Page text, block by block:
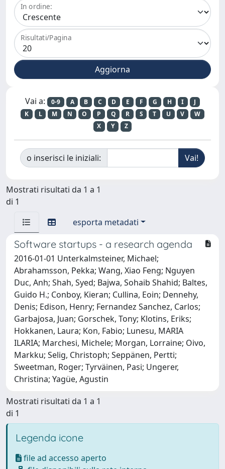
In ordine:
Risultati/Pagina
Vai a: 0-9 A B C D E F G H I
J
K
L M N O P Q R S T U V
W
X
Y Z
o inserisci le iniziali:
Mostrati risultati da 1 a 1
di 1
esporta metadati
Software startups - a research agenda
2016-01-01 Unterkalmsteiner, Michael;
Abrahamsson, Pekka; Wang, Xiao Feng; Nguyen
Duc, Anh; Shah, Syed; Bajwa, Sohaib Shahid; Baltes,
Guido H.; Conboy, Kieran; Cullina, Eoin; Dennehy,
Denis; Edison, Henry; Fernandez Sanchez, Carlos;
Garbajosa, Juan; Gorschek, Tony; Klotins, Eriks;
Hokkanen, Laura; Kon, Fabio; Lunesu, MARIA
ILARIA; Marchesi, Michele; Morgan, Lorraine; Oivo,
Markku; Selig, Christoph; Seppänen, Pertti;
Sweetman, Roger; Tyrväinen, Pasi; Ungerer,
Christina; Yagüe, Agustin
Mostrati risultati da 1 a 1
di 1
Legenda icone
file ad accesso aperto